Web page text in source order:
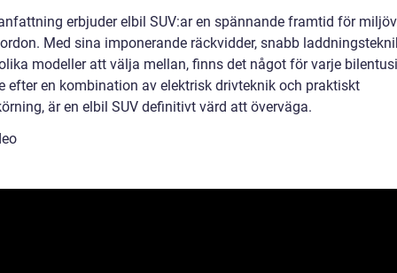
erbjuder elbil SUV:ar en spännande framtid för
Med sina imponerande räckvidder, snabb
modeller att välja mellan, finns det något för varje
efter en kombination av elektrisk drivteknik och praktiskt
är en elbil SUV definitivt värd att överväga.